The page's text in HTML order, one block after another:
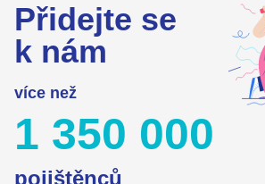
Přidejte se
k nám
více než
1 350 000
pojištěnců